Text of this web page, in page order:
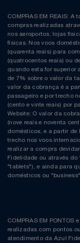
COMPRAS EM REAIS:
compras realizadas
nos aeroportos, lojas
físicas: Nos voos
(quarenta reais) para
(quatrocentos reais) ou
quando esta for superior
de 7% sobre o valor da
valor da cobrança é a
passageiro e por trecho
(cento e vinte reais) por
Website: O valor da
(nove reais e noventa
domésticos, e a partir de
trecho nos voos
realizar a compra
Fidelidade ou através do
"tablets"), e ainda para
domésticos ou
COMPRAS EM PONTOS
realizadas com pontos
atendimento da Azul